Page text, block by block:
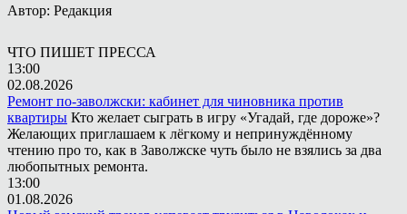
Автор: Редакция
ЧТО ПИШЕТ ПРЕССА
13:00
02.08.2026
Ремонт по-заволжски: кабинет для чиновника против
квартиры Кто желает сыграть в игру «Угадай, где дороже»?
Желающих приглашаем к лёгкому и непринуждённому
чтению про то, как в Заволжске чуть было не взялись за два
любопытных ремонта.
13:00
01.08.2026